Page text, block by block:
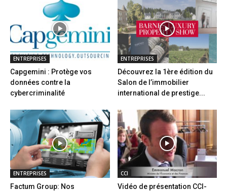
ENTREPRISES
Capgemini : Protège vos
données contre la
cybercriminalité
ENTREPRISES
Découvrez la 1ère édition du
Salon de l’immobilier
international de prestige...
ENTREPRISES
Factum Group: Nos
CCI
Vidéo de présentation CCI-